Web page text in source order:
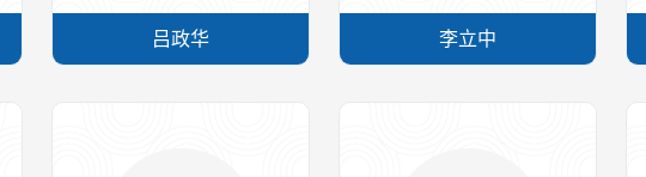
吕政华 李立中